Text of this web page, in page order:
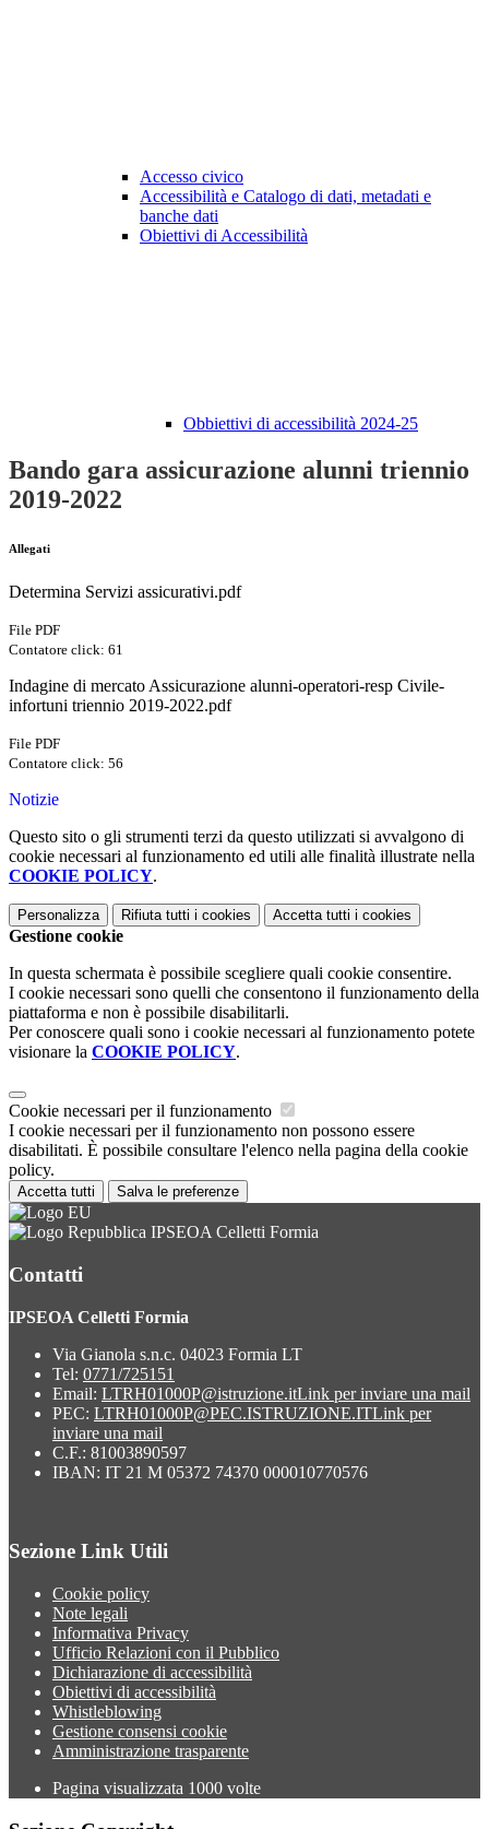
Accesso civico
Accessibilità e Catalogo di dati, metadati e
banche dati
Obiettivi di Accessibilità
Obbiettivi di accessibilità 2024-25
Bando gara assicurazione alunni triennio
2019-2022
Allegati
Determina Servizi assicurativi.pdf
File PDF
Contatore click: 61
Indagine di mercato Assicurazione alunni-operatori-resp Civile-
infortuni triennio 2019-2022.pdf
File PDF
Contatore click: 56
Notizie
Questo sito o gli strumenti terzi da questo utilizzati si avvalgono di
cookie necessari al funzionamento ed utili alle finalità illustrate nella
COOKIE POLICY.
Personalizza Rifiuta tutti i cookies Accetta tutti i cookies
Gestione cookie
In questa schermata è possibile scegliere quali cookie consentire.
I cookie necessari sono quelli che consentono il funzionamento della
piattaforma e non è possibile disabilitarli.
Per conoscere quali sono i cookie necessari al funzionamento potete
visionare la COOKIE POLICY.
Cookie necessari per il funzionamento
I cookie necessari per il funzionamento non possono essere
disabilitati. È possibile consultare l'elenco nella pagina della cookie
policy.
Accetta tutti Salva le preferenze
IPSEOA Celletti Formia
Contatti
IPSEOA Celletti Formia
Via Gianola s.n.c. 04023 Formia LT
Tel: 0771/725151
Email: LTRH01000P@istruzione.itLink per inviare una mail
PEC: LTRH01000P@PEC.ISTRUZIONE.ITLink per
inviare una mail
C.F.: 81003890597
IBAN: IT 21 M 05372 74370 000010770576
Sezione Link Utili
Cookie policy
Note legali
Informativa Privacy
Ufficio Relazioni con il Pubblico
Dichiarazione di accessibilità
Obiettivi di accessibilità
Whistleblowing
Gestione consensi cookie
Amministrazione trasparente
Pagina visualizzata 1000 volte